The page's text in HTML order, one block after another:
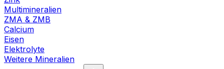
Multimineralien
ZMA & ZMB
Calcium
Eisen
Elektrolyte
Weitere Mineralien